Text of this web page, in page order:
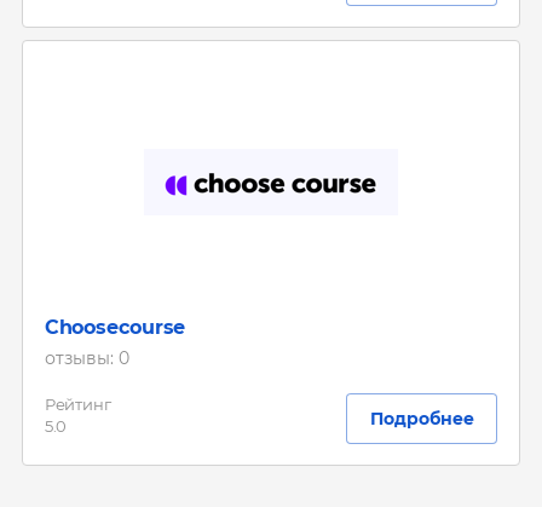
Choosecourse
отзывы: 0
Рейтинг
5.0
Подробнее